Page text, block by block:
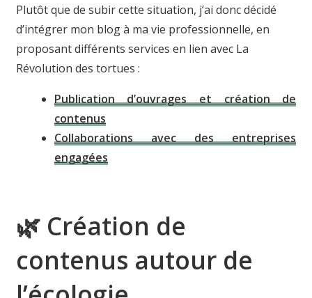
Plutôt que de subir cette situation, j’ai donc décidé
d’intégrer mon blog à ma vie professionnelle, en
proposant différents services en lien avec La
Révolution des tortues :
Publication d’ouvrages et création de
contenus
Collaborations avec des entreprises
engagées
🌿 Création de
contenus autour de